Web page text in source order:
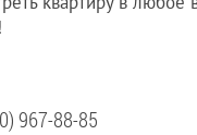
967-88-85